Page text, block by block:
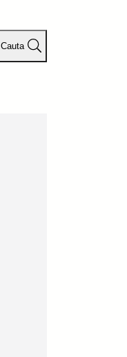
Cauta